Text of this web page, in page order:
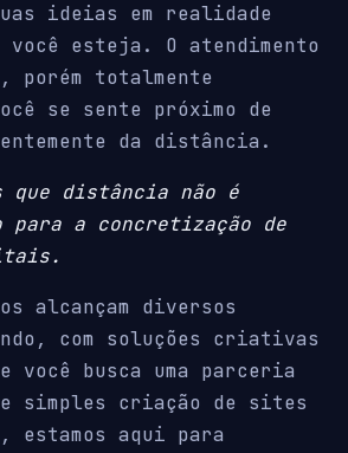
ideias em realidade
você esteja. O atendimento
porém totalmente
se sente próximo de
da distância.
que distância não é
para a concretização de
alcançam diversos
com soluções criativas
você busca uma parceria
simples criação de sites
aqui para